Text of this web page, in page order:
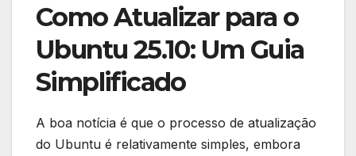
Como Atualizar para o
Ubuntu 25.10: Um Guia
Simplificado
A boa notícia é que o processo de atualização
do Ubuntu é relativamente simples, embora